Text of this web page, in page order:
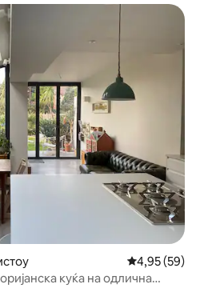
Просечна
4,95 (59)
куќа на одлична